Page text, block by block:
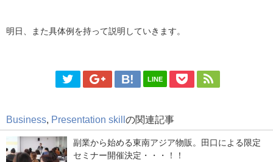
明日、また具体例を持って説明していきます。
LINE
Business Presentation skill の関連記事
副業から始める東南アジア物販。田口による限定
セミナー開催決定・・・！！